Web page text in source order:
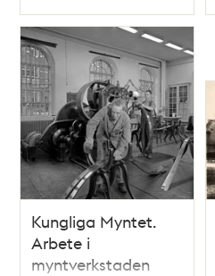
Typ
Kungliga Myntet.
Arbete i
myntverkstaden